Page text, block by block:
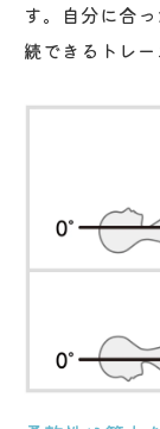
は
マン
ヘ
症
パー
医療
ヘルニ
ヘル
す。自分に合
続できるトレー